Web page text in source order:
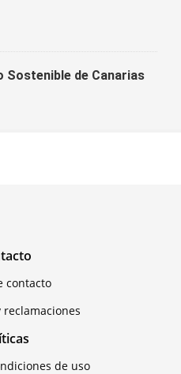
Sostenible de Canarias
contacto
reclamaciones
de uso